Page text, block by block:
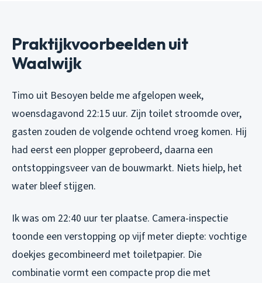
Praktijkvoorbeelden uit
Waalwijk
Timo uit Besoyen belde me afgelopen week,
woensdagavond 22:15 uur. Zijn toilet stroomde over,
gasten zouden de volgende ochtend vroeg komen. Hij
had eerst een plopper geprobeerd, daarna een
ontstoppingsveer van de bouwmarkt. Niets hielp, het
water bleef stijgen.
Ik was om 22:40 uur ter plaatse. Camera-inspectie
toonde een verstopping op vijf meter diepte: vochtige
doekjes gecombineerd met toiletpapier. Die
combinatie vormt een compacte prop die met